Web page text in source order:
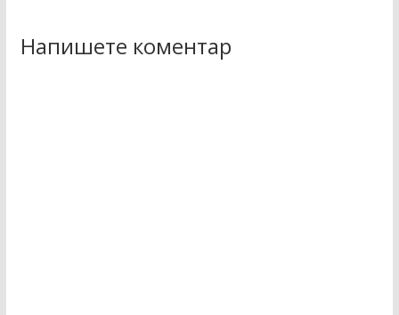
Напишете коментар